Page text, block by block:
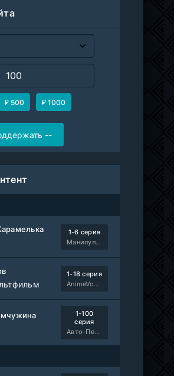
₽ 500 ₽ 1000
1-6 серия
Манипулятор, SubVost, AnimeVost, FumoDub
1-18 серия
AnimeVost, Субтитры, SHIZA Project, Dream Cast, Reanimedia, AniBaza
1-100
серия
Авто-Перевод